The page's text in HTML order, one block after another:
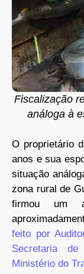
Fiscalização
análoga à
O proprietário
anos e sua
situação
zona rural de
firmou um
feito por
Secretaria
Ministério do